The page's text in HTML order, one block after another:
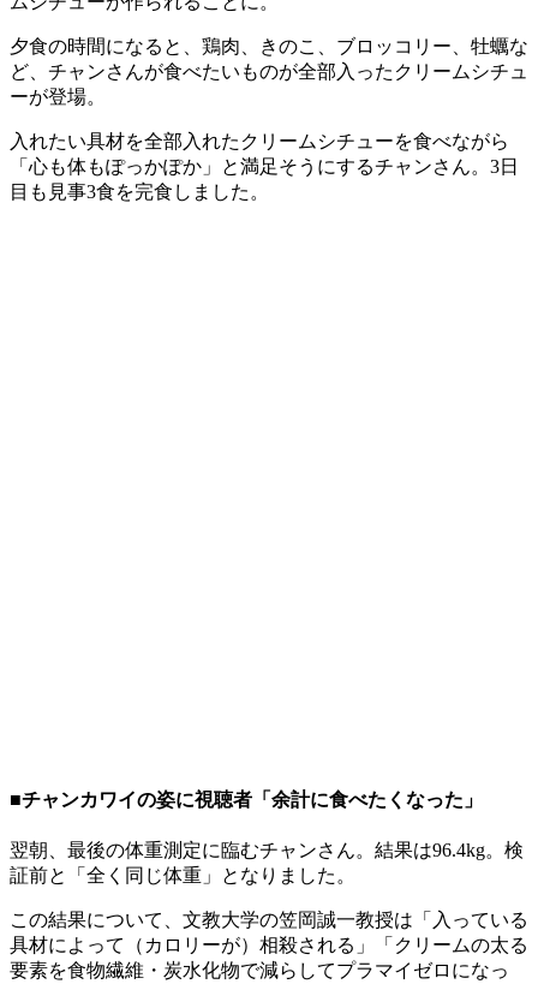
夕食の時間になると、鶏肉、きのこ、ブロッコリー、牡蠣な
ど、チャンさんが食べたいものが全部入ったクリームシチュ
ーが登場。
入れたい具材を全部入れたクリームシチューを食べながら
「心も体もぽっかぽか」と満足そうにするチャンさん。3日
目も見事3食を完食しました。
■チャンカワイの姿に視聴者「余計に食べたくなった」
翌朝、最後の体重測定に臨むチャンさん。結果は96.4kg。検
証前と「全く同じ体重」となりました。
この結果について、文教大学の笠岡誠一教授は「入っている
具材によって（カロリーが）相殺される」「クリームの太る
要素を食物繊維・炭水化物で減らしてプラマイゼロになっ